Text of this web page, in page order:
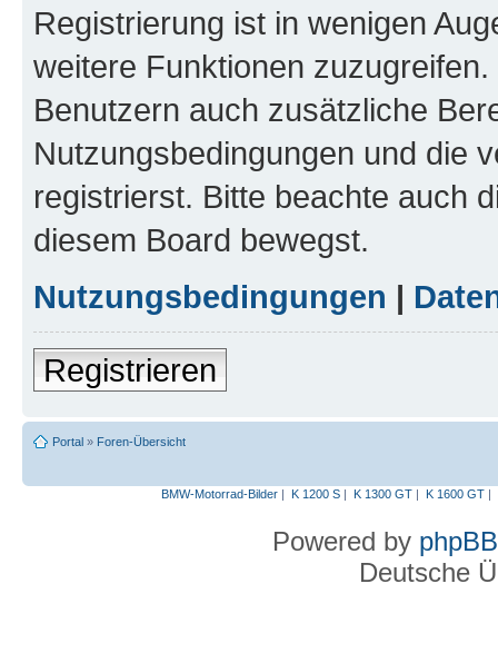
Registrierung ist in wenigen
weitere Funktionen
Benutzern auch zusätzliche
Nutzungsbedingungen und die
registrierst. Bitte beachte auch
diesem Board bewegst.
Nutzungsbedingungen |
Registrieren
Portal » Foren-Übersicht
BMW-Motorrad-Bilder| K 1200 S| K 1300 GT| K 1600 GT|
Powered by phpBB
Deutsche